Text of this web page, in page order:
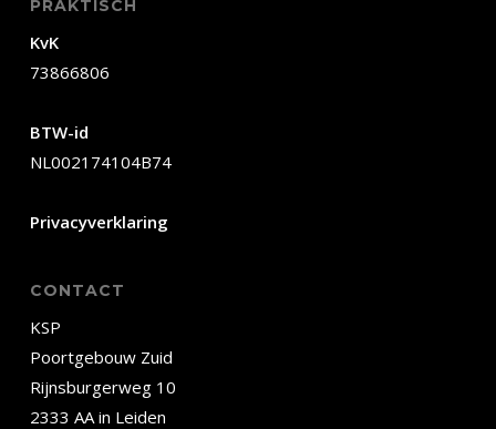
PRAKTISCH
KvK
73866806
BTW-id
NL002174104B74
Privacyverklaring
CONTACT
KSP
Poortgebouw Zuid
Rijnsburgerweg 10
2333 AA in Leiden